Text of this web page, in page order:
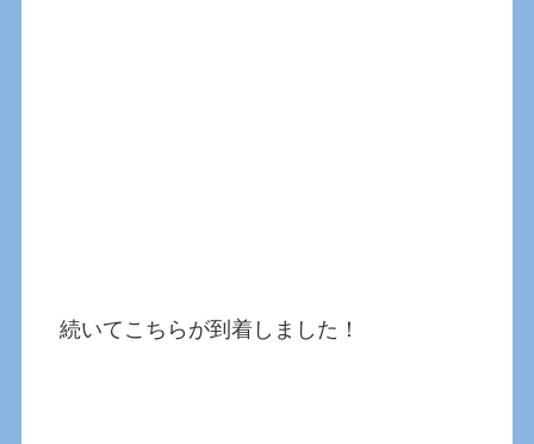
続いてこちらが到着しました！